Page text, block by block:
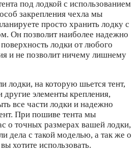
под лодкой с использованием
закрепления чехла мы
просто хранить лодку с
Он позволит наиболее надежно
лодки от любого
и не позволит ничему лишнему
лодки, на которую шьется тент,
элементы крепления,
все части лодки и надежно
При пошиве тента мы
о точных размерах вашей лодки,
дела с такой моделью, а так же о
хотите использовать.